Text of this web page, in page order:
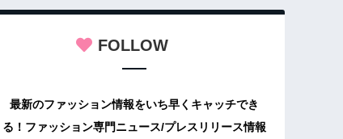
FOLLOW
最新のファッション情報をいち早くキャッチでき
る！ファッション専門ニュース/プレスリリース情報